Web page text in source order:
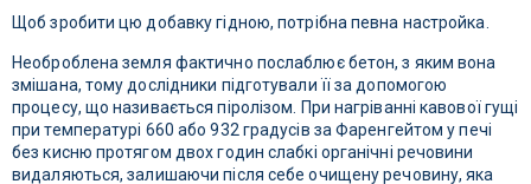
Щоб зробити цю добавку гідною, потрібна певна настройка.
Необроблена земля фактично послаблює бетон, з яким вона
змішана, тому дослідники підготували її за допомогою
процесу, що називається піролізом. При нагріванні кавової гущі
при температурі 660 або 932 градусів за Фаренгейтом у печі
без кисню протягом двох годин слабкі органічні речовини
видаляються, залишаючи після себе очищену речовину, яка